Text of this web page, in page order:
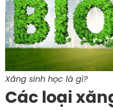
Xăng sinh học là gì?
Các loại